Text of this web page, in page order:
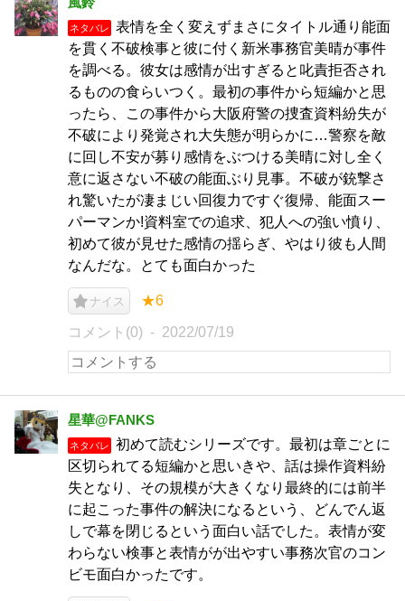
ネタバレ
表情を全く変えずまさにタイトル通り能面
を貫く不破検事と彼に付く新米事務官美晴が事件
を調べる。彼女は感情が出すぎると叱責拒否され
るものの食らいつく。最初の事件から短編かと思
ったら、この事件から大阪府警の捜査資料紛失が
不破により発覚され大失態が明らかに…警察を敵
に回し不安が募り感情をぶつける美晴に対し全く
意に返さない不破の能面ぶり見事。不破が銃撃さ
れ驚いたが凄まじい回復力ですぐ復帰、能面スー
パーマンか!資料室での追求、犯人への強い憤り、
初めて彼が見せた感情の揺らぎ、やはり彼も人間
なんだな。とても面白かった
ナイス ★6
コメント(0) 2022/07/19
星華@FANKS
ネタバレ
初めて読むシリーズです。最初は章ごとに
区切られてる短編かと思いきや、話は操作資料紛
失となり、その規模が大きくなり最終的には前半
に起こった事件の解決になるという、どんでん返
しで幕を閉じるという面白い話でした。表情が変
わらない検事と表情がが出やすい事務次官のコン
ビモ面白かったです。